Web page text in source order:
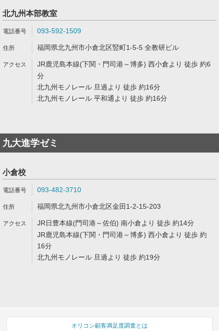
北九州本部教室
093-592-1509
福岡県北九州市小倉北区竪町1-5-5 全教研ビル
JR鹿児島本線(下関・門司港～博多) 西小倉より 徒歩 約6
分
北九州モノレール 旦過より 徒歩 約16分
北九州モノレール 平和通より 徒歩 約16分
九大進学ゼミ
小倉校
093-482-3710
福岡県北九州市小倉北区金田1-2-15-203
JR日豊本線(門司港～佐伯) 南小倉より 徒歩 約14分
JR鹿児島本線(下関・門司港～博多) 西小倉より 徒歩 約
16分
北九州モノレール 旦過より 徒歩 約19分
オリコン顧客満足度調査とは